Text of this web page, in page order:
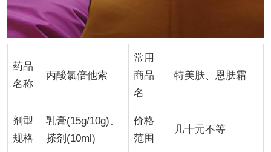
药品
名称
丙酸氯倍他索
常用
商品
名
特美肤、恩肤霜
剂型
规格
乳膏(15g/10g)、
搽剂(10ml)
价格
范围
几十元不等